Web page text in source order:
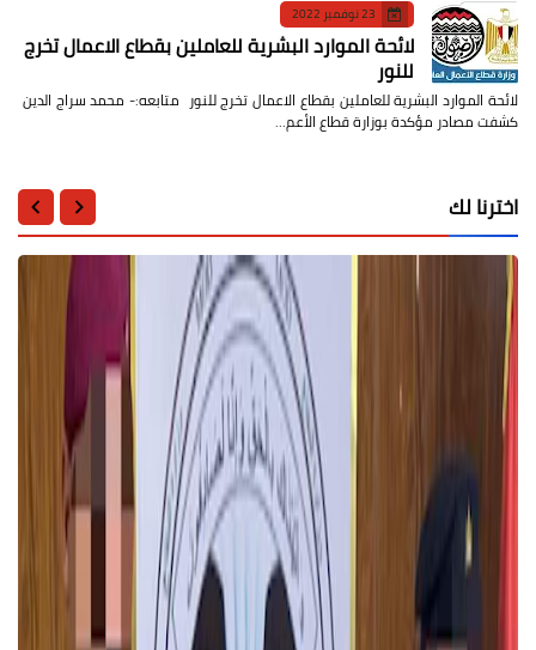
23 نوفمبر 2022
لائحة الموارد البشرية للعاملين بقطاع الاعمال تخرج
للنور
لائحة الموارد البشرية للعاملين بقطاع الاعمال تخرج للنور متابعه:- محمد سراج الدين
كشفت مصادر مؤكدة بوزارة قطاع الأعم…
اخترنا لك